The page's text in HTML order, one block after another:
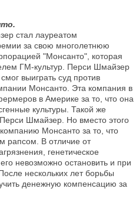
стал лауреатом
за свою многолетнюю
"Монсанто", которая
ГМ-культур. Перси Шмайзер
выиграть суд против
Монсанто. Эта компания в
в Америке за то, что она
культуры. Такой же
Шмайзер. Но вместо этого
Монсанто за то, что
рапсом. В отличие от
генетическое
невозможно остановить и при
нескольких лет борьбы
денежную компенсацию за